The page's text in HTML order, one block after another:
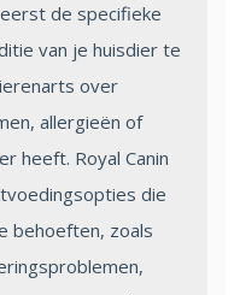
de specifieke
van je huisdier te
over
allergieën of
heeft. Royal Canin
die
behoeften, zoals